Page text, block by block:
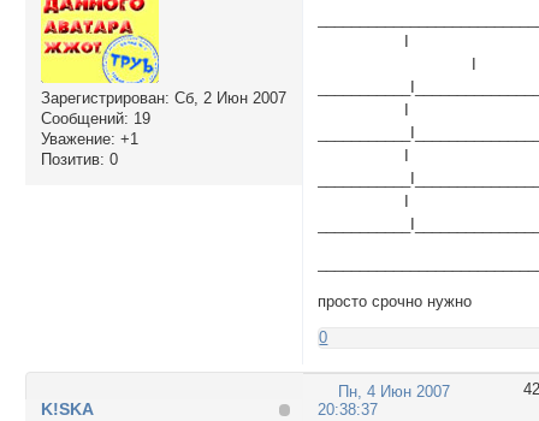
Зарегистрирован: Сб, 2 Июн 2007
Сообщений: 19
Уважение: +1
Позитив: 0
просто срочно нужно
0
42
Пн, 4 Июн 2007
20:38:37
K!SKA